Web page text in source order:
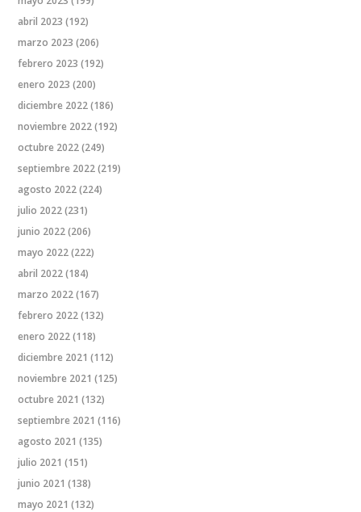
abril 2023 (192)
marzo 2023 (206)
febrero 2023 (192)
enero 2023 (200)
diciembre 2022(186)
noviembre 2022(192)
octubre 2022(249)
septiembre 2022(219)
agosto 2022(224)
julio 2022(231)
junio 2022(206)
mayo 2022(222)
abril 2022(184)
marzo 2022(167)
febrero 2022(132)
enero 2022(118)
diciembre 2021 (112)
noviembre 2021 (125)
octubre 2021 (132)
septiembre 2021 (116)
agosto 2021 (135)
julio 2021 (151)
junio 2021 (138)
mayo 2021 (132)